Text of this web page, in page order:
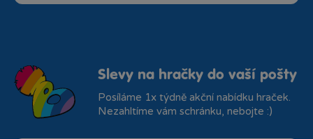
Slevy na hračky do vaší pošty
Posíláme 1x týdně akční nabídku hraček.
Nezahltíme vám schránku, nebojte :)